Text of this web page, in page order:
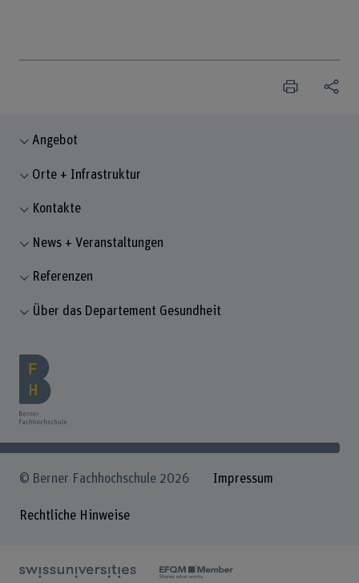
Angebot
Orte + Infrastruktur
Kontakte
News + Veranstaltungen
Referenzen
Über das Departement Gesundheit
© Berner Fachhochschule 2026 Impressum
Rechtliche Hinweise